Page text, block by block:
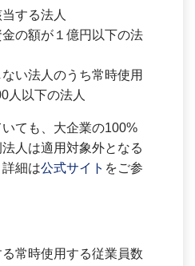
する法人
の額が１億円以下の法
い法人のうち常時使用
人以下の法人
いても、大企業の100%
人は適用対象外となる
細は公式サイト をご参
常時使用する従業員数